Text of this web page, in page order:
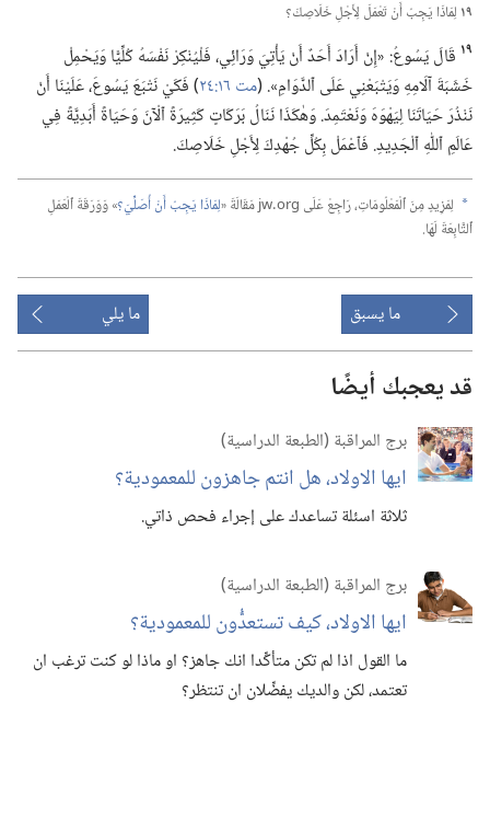
١٩ لِمَاذَا يَجِبُ أَنْ تَعْمَلَ لِأَجْلِ خَلَاصِكَ؟‏
١٩ قَالَ يَسُوعُ:‏ «إِنْ أَرَادَ أَحَدٌ أَنْ يَأْتِيَ وَرَائِي،‏ فَلْيُنْكِرْ نَفْسَهُ كُلِّيًّا وَيَحْمِلْ
خَشَبَةَ آلَامِهِ وَيَتْبَعْنِي عَلَى ٱلدَّوَامِ».‏ (‏مت ١٦:‏٢٤
‏)‏ فَكَيْ نَتْبَعَ يَسُوعَ،‏ عَلَيْنَا أَنْ
نَنْذُرَ حَيَاتَنَا لِيَهْوَهَ وَنَعْتَمِدَ.‏ وَهٰكَذَا نَنَالُ بَرَكَاتٍ كَثِيرَةً ٱلْآنَ وَحَيَاةً أَبَدِيَّةً فِي
عَالَمِ ٱللّٰهِ ٱلْجَدِيدِ.‏ فَٱعْمَلْ بِكُلِّ جُهْدِكَ لِأَجْلِ خَلَاصِكَ.‏
a لِمَزِيدٍ مِنَ ٱلْمَعْلُومَاتِ،‏ رَاجِعْ عَلَى jw.‎org مَقَالَةَ «‏ لِمَاذَا يَجِبُ أَنْ أُصَلِّيَ؟‏‏» وَوَرَقَةَ ٱلْعَمَلِ
ٱلتَّابِعَةَ لَهَا.‏
ما يسبق ما يلي
قد يعجبك أيضًا
برج المراقبة (‏الطبعة الدراسية)‏
ايها الاولاد،‏ هل انتم جاهزون للمعمودية؟‏
ثلاثة اسئلة تساعدك على إجراء فحص ذاتي.‏
برج المراقبة (‏الطبعة الدراسية)‏
ايها الاولاد،‏ كيف تستعدُّون للمعمودية؟‏
ما القول اذا لم تكن متأكِّدا انك جاهز؟‏ او ماذا لو كنت ترغب ان
تعتمد،‏ لكن والديك يفضِّلان ان تنتظر؟‏